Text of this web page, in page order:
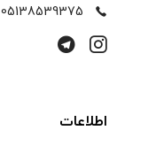
05138539375
اطلاعات